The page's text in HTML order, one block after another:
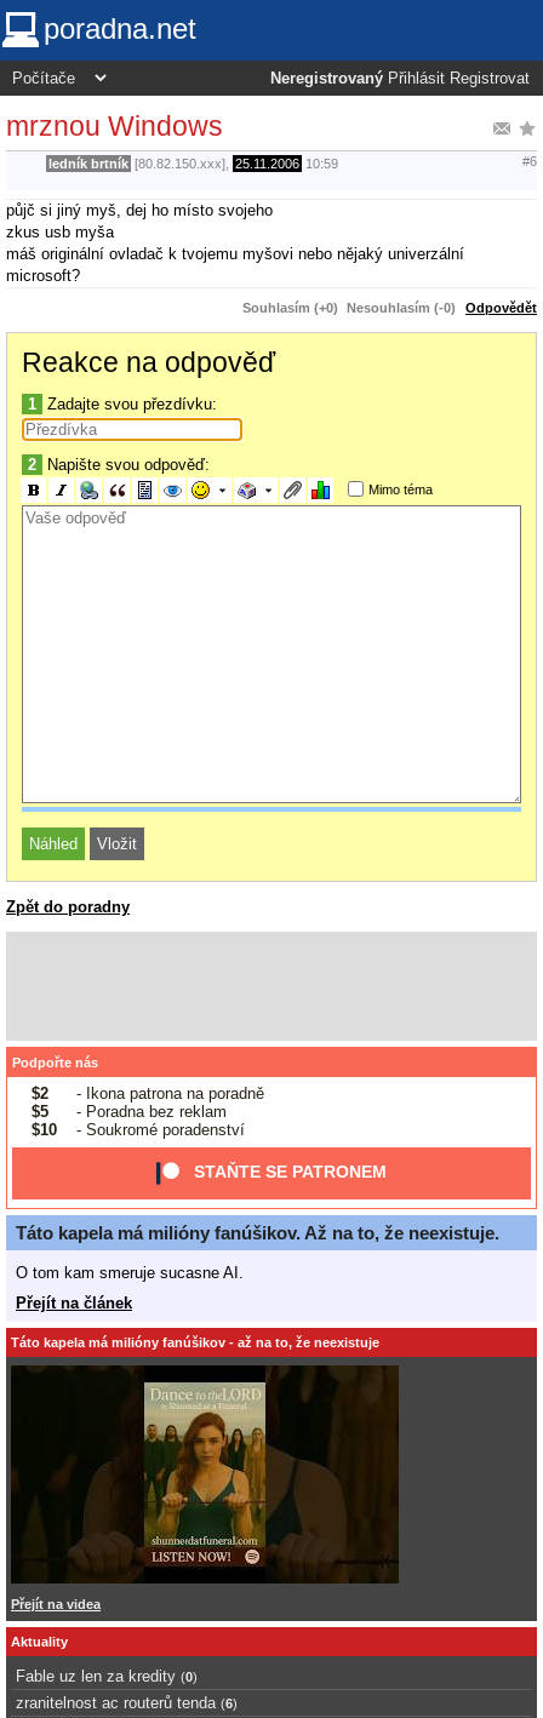
poradna.net
Neregistrovaný Přihlásit Registrovat
mrznou Windows
ledník brtník [80.82.150.xxx], 25.11.2006 10:59 #6
půjč si jiný myš, dej ho místo svojeho
zkus usb myša
máš originální ovladač k tvojemu myšovi nebo nějaký univerzální
microsoft?
Souhlasím (+0) Nesouhlasím (-0) Odpovědět
Reakce na odpověď
1 Zadajte svou přezdívku:
2 Napište svou odpověď:
Mimo téma
Zpět do poradny
Podpořte nás
$2
- Ikona patrona na poradně
$5
- Poradna bez reklam
$10
- Soukromé poradenství
STAŇTE SE PATRONEM
Táto kapela má milióny fanúšikov. Až na to, že neexistuje.
O tom kam smeruje sucasne AI.
Přejít na článek
Táto kapela má milióny fanúšikov - až na to, že neexistuje
Přejít na videa
Aktuality
Fable uz len za kredity (0)
zranitelnost ac routerů tenda (6)